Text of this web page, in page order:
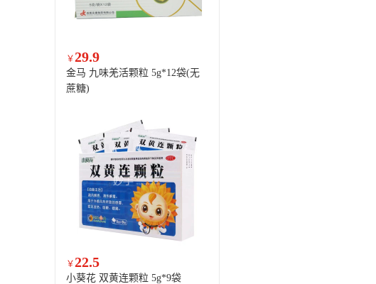
￥29.9
金马 九味羌活颗粒 5g*12袋(无
蔗糖)
￥22.5
小葵花 双黄连颗粒 5g*9袋